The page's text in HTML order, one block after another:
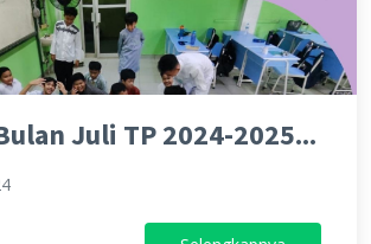
Juli TP 2024-2025...